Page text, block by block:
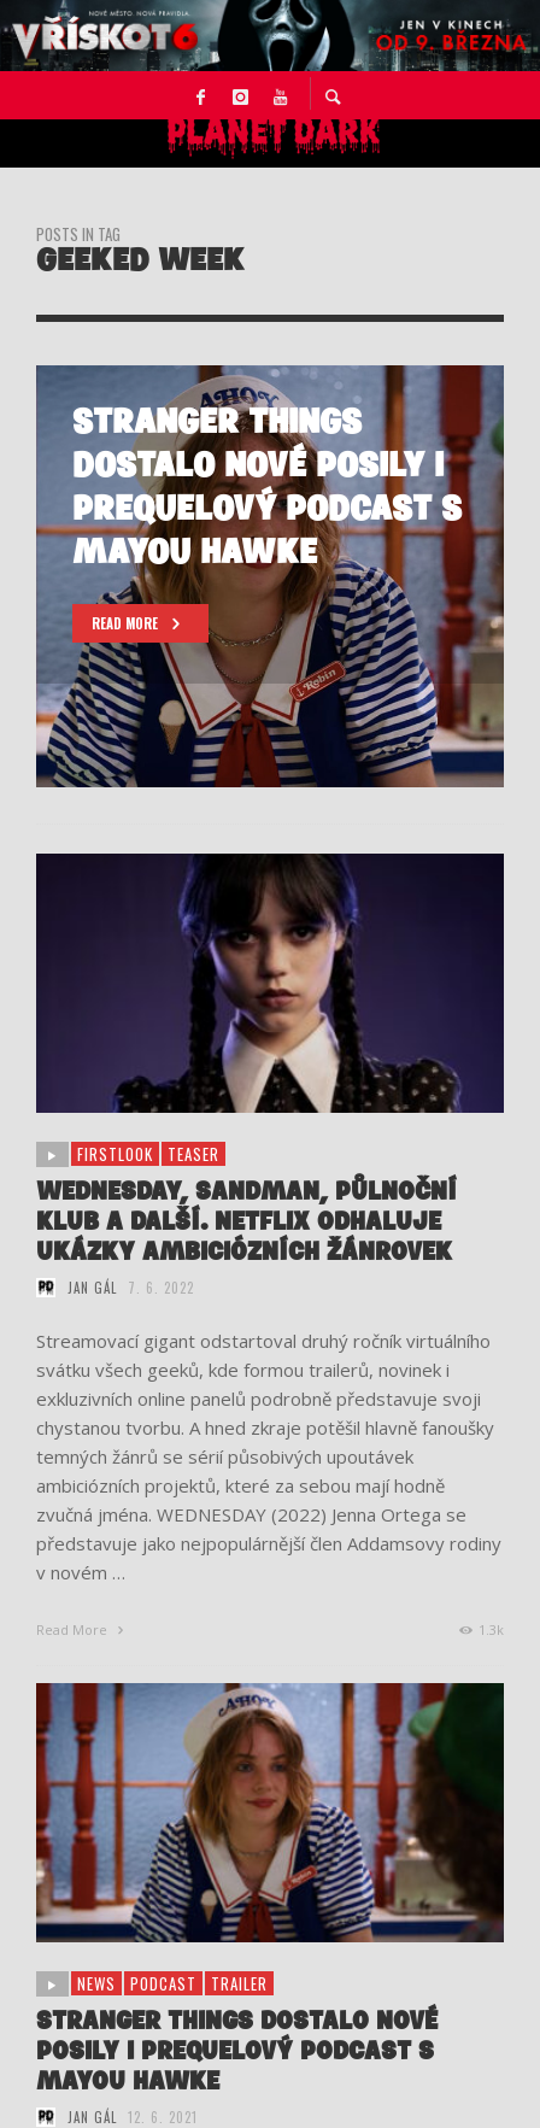
POSTS IN TAG
GEEKED WEEK
STRANGER THINGS
DOSTALO NOVÉ POSILY I
PREQUELOVÝ PODCAST S
MAYOU HAWKE
READ MORE
FIRSTLOOK TEASER
WEDNESDAY, SANDMAN, PŮLNOČNÍ
KLUB A DALŠÍ. NETFLIX ODHALUJE
UKÁZKY AMBICIÓZNÍCH ŽÁNROVEK
JAN GÁL 7. 6. 2022
Streamovací gigant odstartoval druhý ročník virtuálního
svátku všech geeků, kde formou trailerů, novinek i
exkluzivních online panelů podrobně představuje svoji
chystanou tvorbu. A hned zkraje potěšil hlavně fanoušky
temných žánrů se sérií působivých upoutávek
ambiciózních projektů, které za sebou mají hodně
zvučná jména. WEDNESDAY (2022) Jenna Ortega se
představuje jako nejpopulárnější člen Addamsovy rodiny
v novém …
Read More 1.3k
NEWS PODCAST TRAILER
STRANGER THINGS DOSTALO NOVÉ
POSILY I PREQUELOVÝ PODCAST S
MAYOU HAWKE
JAN GÁL 12. 6. 2021